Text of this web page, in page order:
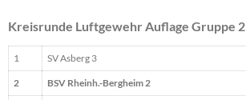
Kreisrunde Luftgewehr Auflage Gruppe 2
1 SV Asberg 3
2 BSV Rheinh.-Bergheim 2